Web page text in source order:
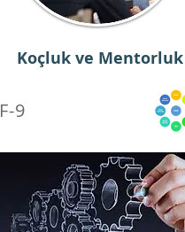
Koçluk ve Mentorluk
F-9